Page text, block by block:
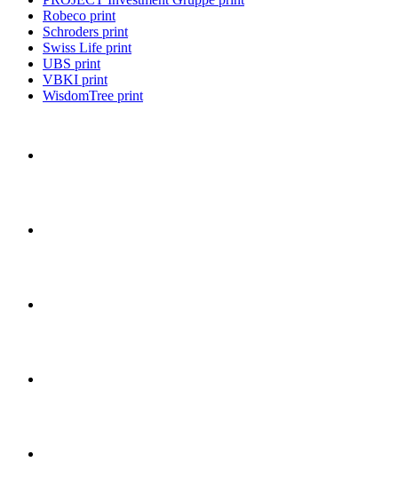
Robeco print
Schroders print
Swiss Life print
UBS print
VBKI print
WisdomTree print